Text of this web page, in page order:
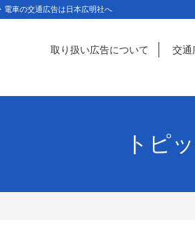
電車の交通広告は日本広明社へ
取り扱い広告について 交通
トピ